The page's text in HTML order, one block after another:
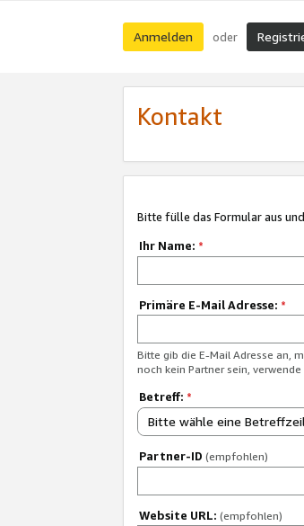
Anmelden oder
Kontakt
Bitte fülle das Formular aus
Ihr Name: *
Primäre E-Mail Adresse: *
Bitte gib die E-Mail Adresse an,
noch kein Partner sein,
Betreff: *
Bitte wähle eine
Partner-ID (empfohlen)
Website URL: (empfohlen)